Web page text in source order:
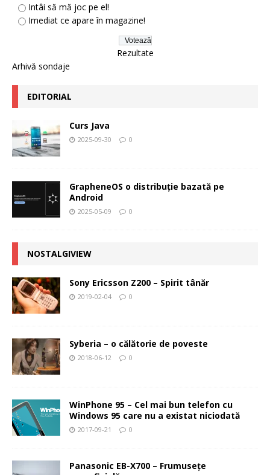
Intâi să mă joc pe el!
Imediat ce apare în magazine!
Rezultate
Arhivă sondaje
EDITORIAL
Curs Java
2025-09-30 0
GrapheneOS o distribuție bazată pe
Android
2025-05-09 0
NOSTALGIVIEW
Sony Ericsson Z200 – Spirit tânăr
2019-02-04 0
Syberia – o călătorie de poveste
2018-06-12 0
WinPhone 95 – Cel mai bun telefon cu
Windows 95 care nu a existat niciodată
2017-09-21 0
Panasonic EB-X700 – Frumuseţe